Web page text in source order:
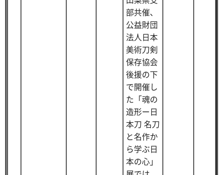
部共催、
公益財団
法人日本
美術刀剣
保存協会
後援の下
で開催し
た「魂の
造形ー日
本刀 名刀
と名作か
ら学ぶ日
本の心」